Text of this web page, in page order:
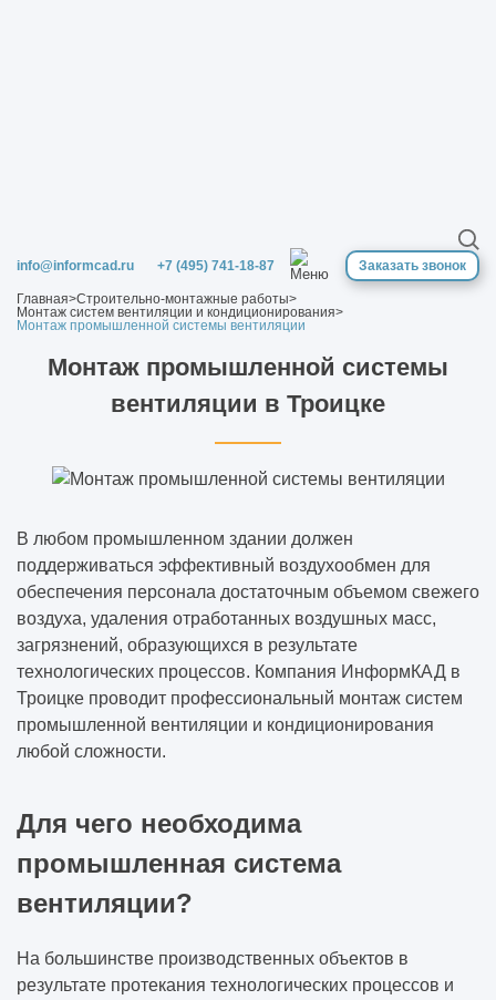
info@informcad.ru +7 (495) 741-18-87 Заказать звонок
Главная>Строительно-монтажные работы>
Монтаж систем вентиляции и кондиционирования>
Монтаж промышленной системы вентиляции
Монтаж промышленной системы
вентиляции в Троицке
В любом промышленном здании должен
поддерживаться эффективный воздухообмен для
обеспечения персонала достаточным объемом свежего
воздуха, удаления отработанных воздушных масс,
загрязнений, образующихся в результате
технологических процессов. Компания ИнформКАД в
Троицке проводит профессиональный монтаж систем
промышленной вентиляции и кондиционирования
любой сложности.
Для чего необходима
промышленная система
вентиляции?
На большинстве производственных объектов в
результате протекания технологических процессов и